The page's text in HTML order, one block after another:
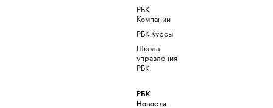
РБК
Компании
РБК Курсы
Школа
управления
РБК
РБК
Новости